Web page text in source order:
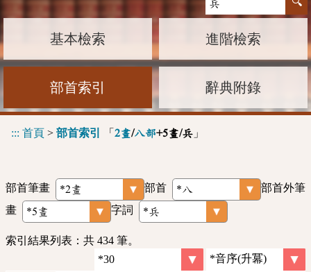
基本檢索 進階檢索
部首索引 辭典附錄
::: 首頁 > 部首索引 「 2畫/八部+5畫/兵 」
部首筆畫 部首
部首外筆
畫
字詞
索引結果列表：共 434 筆。